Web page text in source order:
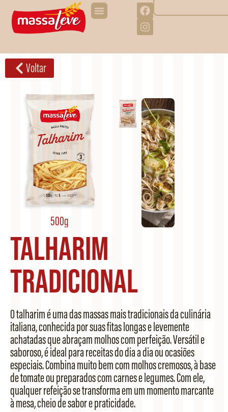
Voltar
500g
Talharim
Tradicional
O talharim é uma das massas mais tradicionais da culinária
italiana, conhecida por suas fitas longas e levemente
achatadas que abraçam molhos com perfeição. Versátil e
saboroso, é ideal para receitas do dia a dia ou ocasiões
especiais. Combina muito bem com molhos cremosos, à base
de tomate ou preparados com carnes e legumes. Com ele,
qualquer refeição se transforma em um momento marcante
à mesa, cheio de sabor e praticidade.